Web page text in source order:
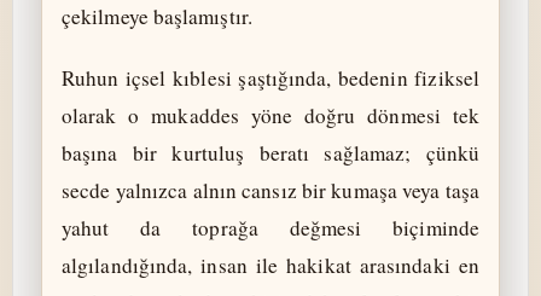
çekilmeye başlamıştır.
Ruhun içsel kıblesi şaştığında, bedenin fiziksel
olarak o mukaddes yöne doğru dönmesi tek
başına bir kurtuluş beratı sağlamaz; çünkü
secde yalnızca alnın cansız bir kumaşa veya taşa
yahut da toprağa değmesi biçiminde
algılandığında, insan ile hakikat arasındaki en